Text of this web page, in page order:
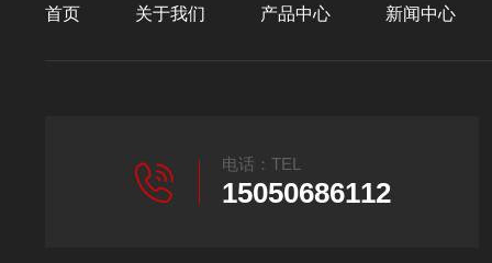
首页 关于我们 产品中心 新闻中心
电话：TEL
15050686112